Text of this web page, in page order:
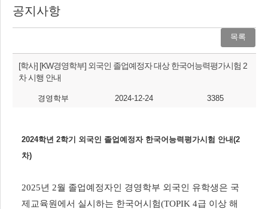
공지사항
목록
[학사] [KW경영학부] 외국인 졸업예정자 대상 한국어능력평가시험 2
차 시행 안내
경영학부 2024-12-24 3385
2024학년 2학기 외국인 졸업예정자 한국어능력평가시험 안내(2
차)
2025년 2월 졸업예정자인 경영학부 외국인 유학생은 국
제교육원에서 실시하는 한국어시험(TOPIK 4급 이상 해